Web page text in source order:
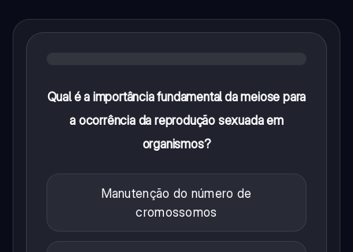
Qual é a importância fundamental da meiose para
a ocorrência da reprodução sexuada em
organismos?
Manutenção do número de
cromossomos